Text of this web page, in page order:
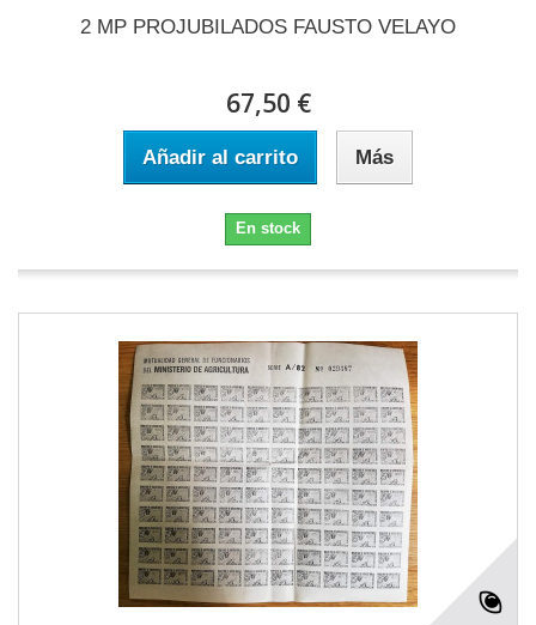
2 MP PROJUBILADOS FAUSTO VELAYO
67,50 €
Añadir al carrito Más
En stock